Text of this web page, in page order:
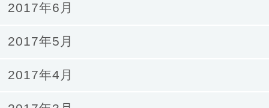
2017年6月
2017年5月
2017年4月